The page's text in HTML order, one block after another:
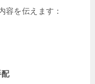
容を伝えます：
配